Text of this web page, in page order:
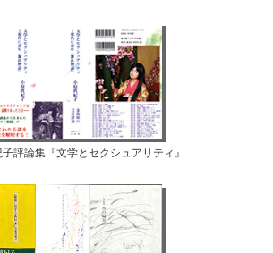
評論集『文学とセクシュアリティ』